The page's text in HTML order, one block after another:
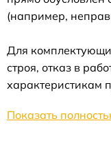
(например,
Для
строя, отказ в
характеристикам
Показать